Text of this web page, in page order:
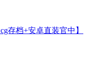
存档+安卓直装官中】